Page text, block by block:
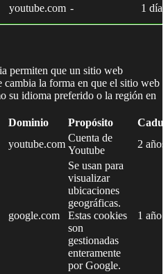
youtube.com - 1 día
permiten que un sitio web
cambia la forma en que el sitio web
su idioma preferido o la región en
Dominio Propósito
youtube.com
Cuenta de
Youtube
2 años
google.com
Se usan para
visualizar
ubicaciones
geográficas.
Estas cookies
son
gestionadas
enteramente
por Google.
1 año